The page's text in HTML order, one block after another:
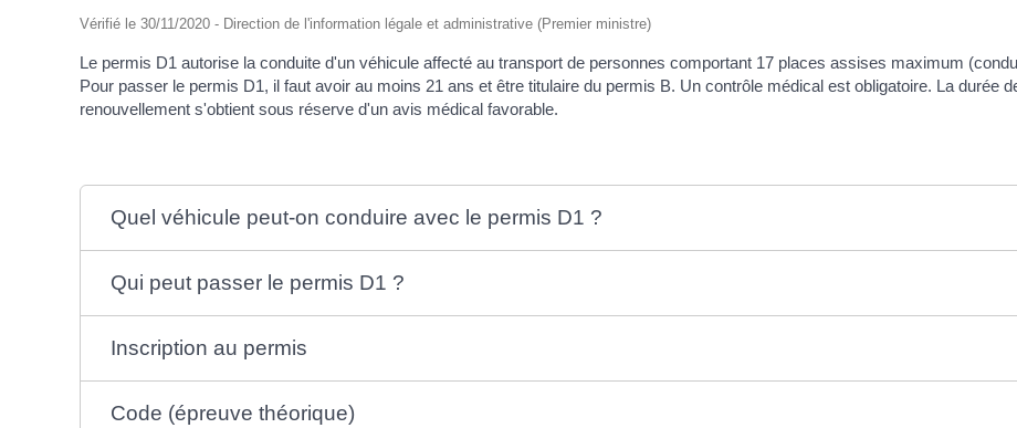
Vérifié le 30/11/2020 - Direction de l'information légale et administrative (Premier ministre)
Le permis D1 autorise la conduite d'un véhicule affecté au transport de personnes comportant 17 places assises maximum
Pour passer le permis D1, il faut avoir au moins 21 ans et être titulaire du permis B. Un contrôle médical est obligatoire. La durée
renouvellement s'obtient sous réserve d'un avis médical favorable.
Quel véhicule peut-on conduire avec le permis D1 ?
Qui peut passer le permis D1 ?
Inscription au permis
Code (épreuve théorique)